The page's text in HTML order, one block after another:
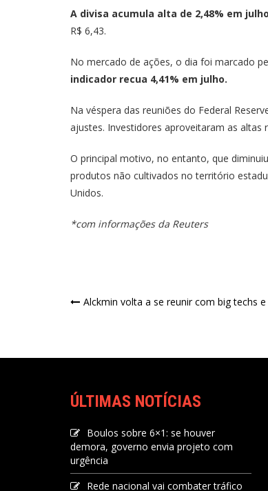
A divisa acumula alta de 2,48% em
R$ 6,43.
No mercado de ações, o dia foi marcado
indicador recua 4,41% em julho.
Na véspera das reuniões do Federal
ajustes. Investidores aproveitaram as
O principal motivo, no entanto, que
produtos não cultivados no território
Unidos.
*com informações da Reuters
Alckmin volta a se reunir com big techs
ÚLTIMAS NOTÍCIAS
Boulos sobre 6×1: se houver
demora, governo envia projeto com
urgência
Rede nacional vai combater tráfico